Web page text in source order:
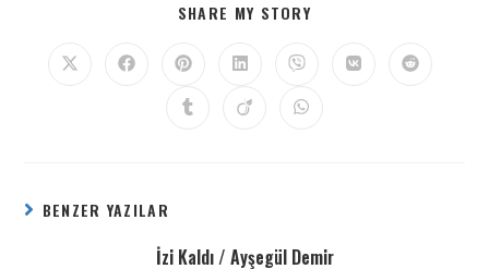
SHARE MY STORY
BENZER YAZILAR
İzi Kaldı / Ayşegül Demir